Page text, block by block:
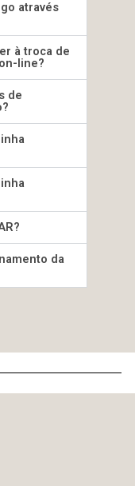
através
à troca de
line?
de
da